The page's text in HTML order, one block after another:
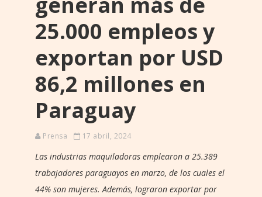
25.000 empleos y
exportan por USD
86,2 millones en
Paraguay
Prensa 17 abril, 2024
Las industrias maquiladoras emplearon a 25.389
trabajadores paraguayos en marzo, de los cuales el
44% son mujeres. Además, lograron exportar por